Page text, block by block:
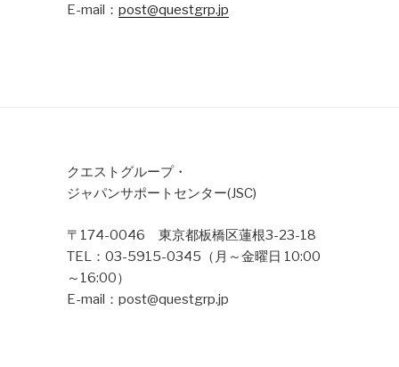
E-mail： post@questgrp.jp
クエストグループ・
ジャパンサポートセンター(JSC)
〒174-0046 東京都板橋区蓮根3-23-18
TEL：03-5915-0345（月～金曜日 10:00
～16:00）
E-mail：post@questgrp.jp